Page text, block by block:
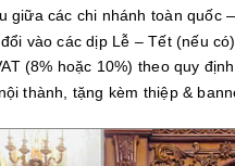
giữa các chi nhánh toàn quốc
vào các dịp Lễ – Tết (nếu có).
(8% hoặc 10%) theo quy
thành, tặng kèm thiệp &